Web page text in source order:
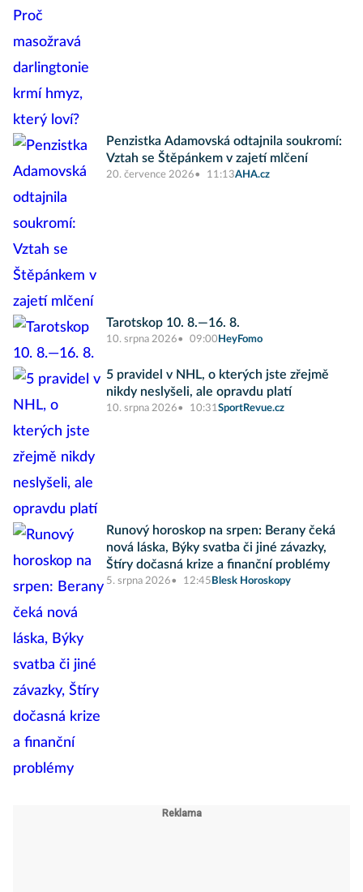
Penzistka Adamovská odtajnila soukromí:
Vztah se Štěpánkem v zajetí mlčení
20. července 2026 11:13AHA.cz
Tarotskop 10. 8.—16. 8.
10. srpna 2026 09:00 HeyFomo
5 pravidel v NHL, o kterých jste zřejmě
nikdy neslyšeli, ale opravdu platí
10. srpna 2026 10:31SportRevue.cz
Runový horoskop na srpen: Berany čeká
nová láska, Býky svatba či jiné závazky,
Štíry dočasná krize a finanční problémy
5. srpna 2026 12:45 Blesk Horoskopy